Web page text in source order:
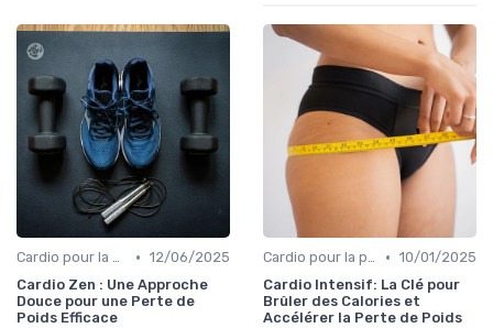
Cardio pour la perte de poids • 12/06/2025
Cardio Zen : Une Approche
Douce pour une Perte de
Poids Efficace
Cardio pour la perte de poids • 10/01/2025
Cardio Intensif: La Clé pour
Brûler des Calories et
Accélérer la Perte de Poids